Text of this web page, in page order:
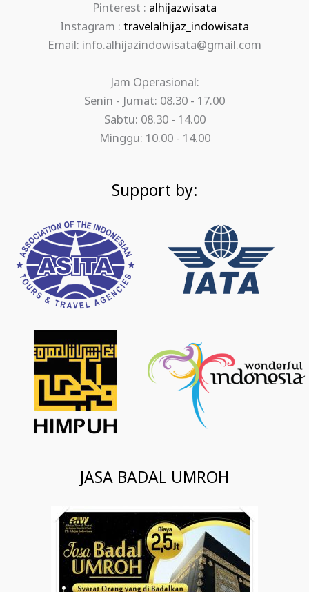
Pinterest : alhijazwisata
Instagram : travelalhijaz_indowisata
Email: info.alhijazindowisata@gmail.com
Jam Operasional:
Senin - Jumat: 08.30 - 17.00
Sabtu: 08.30 - 14.00
Minggu: 10.00 - 14.00
Support by:
JASA BADAL UMROH